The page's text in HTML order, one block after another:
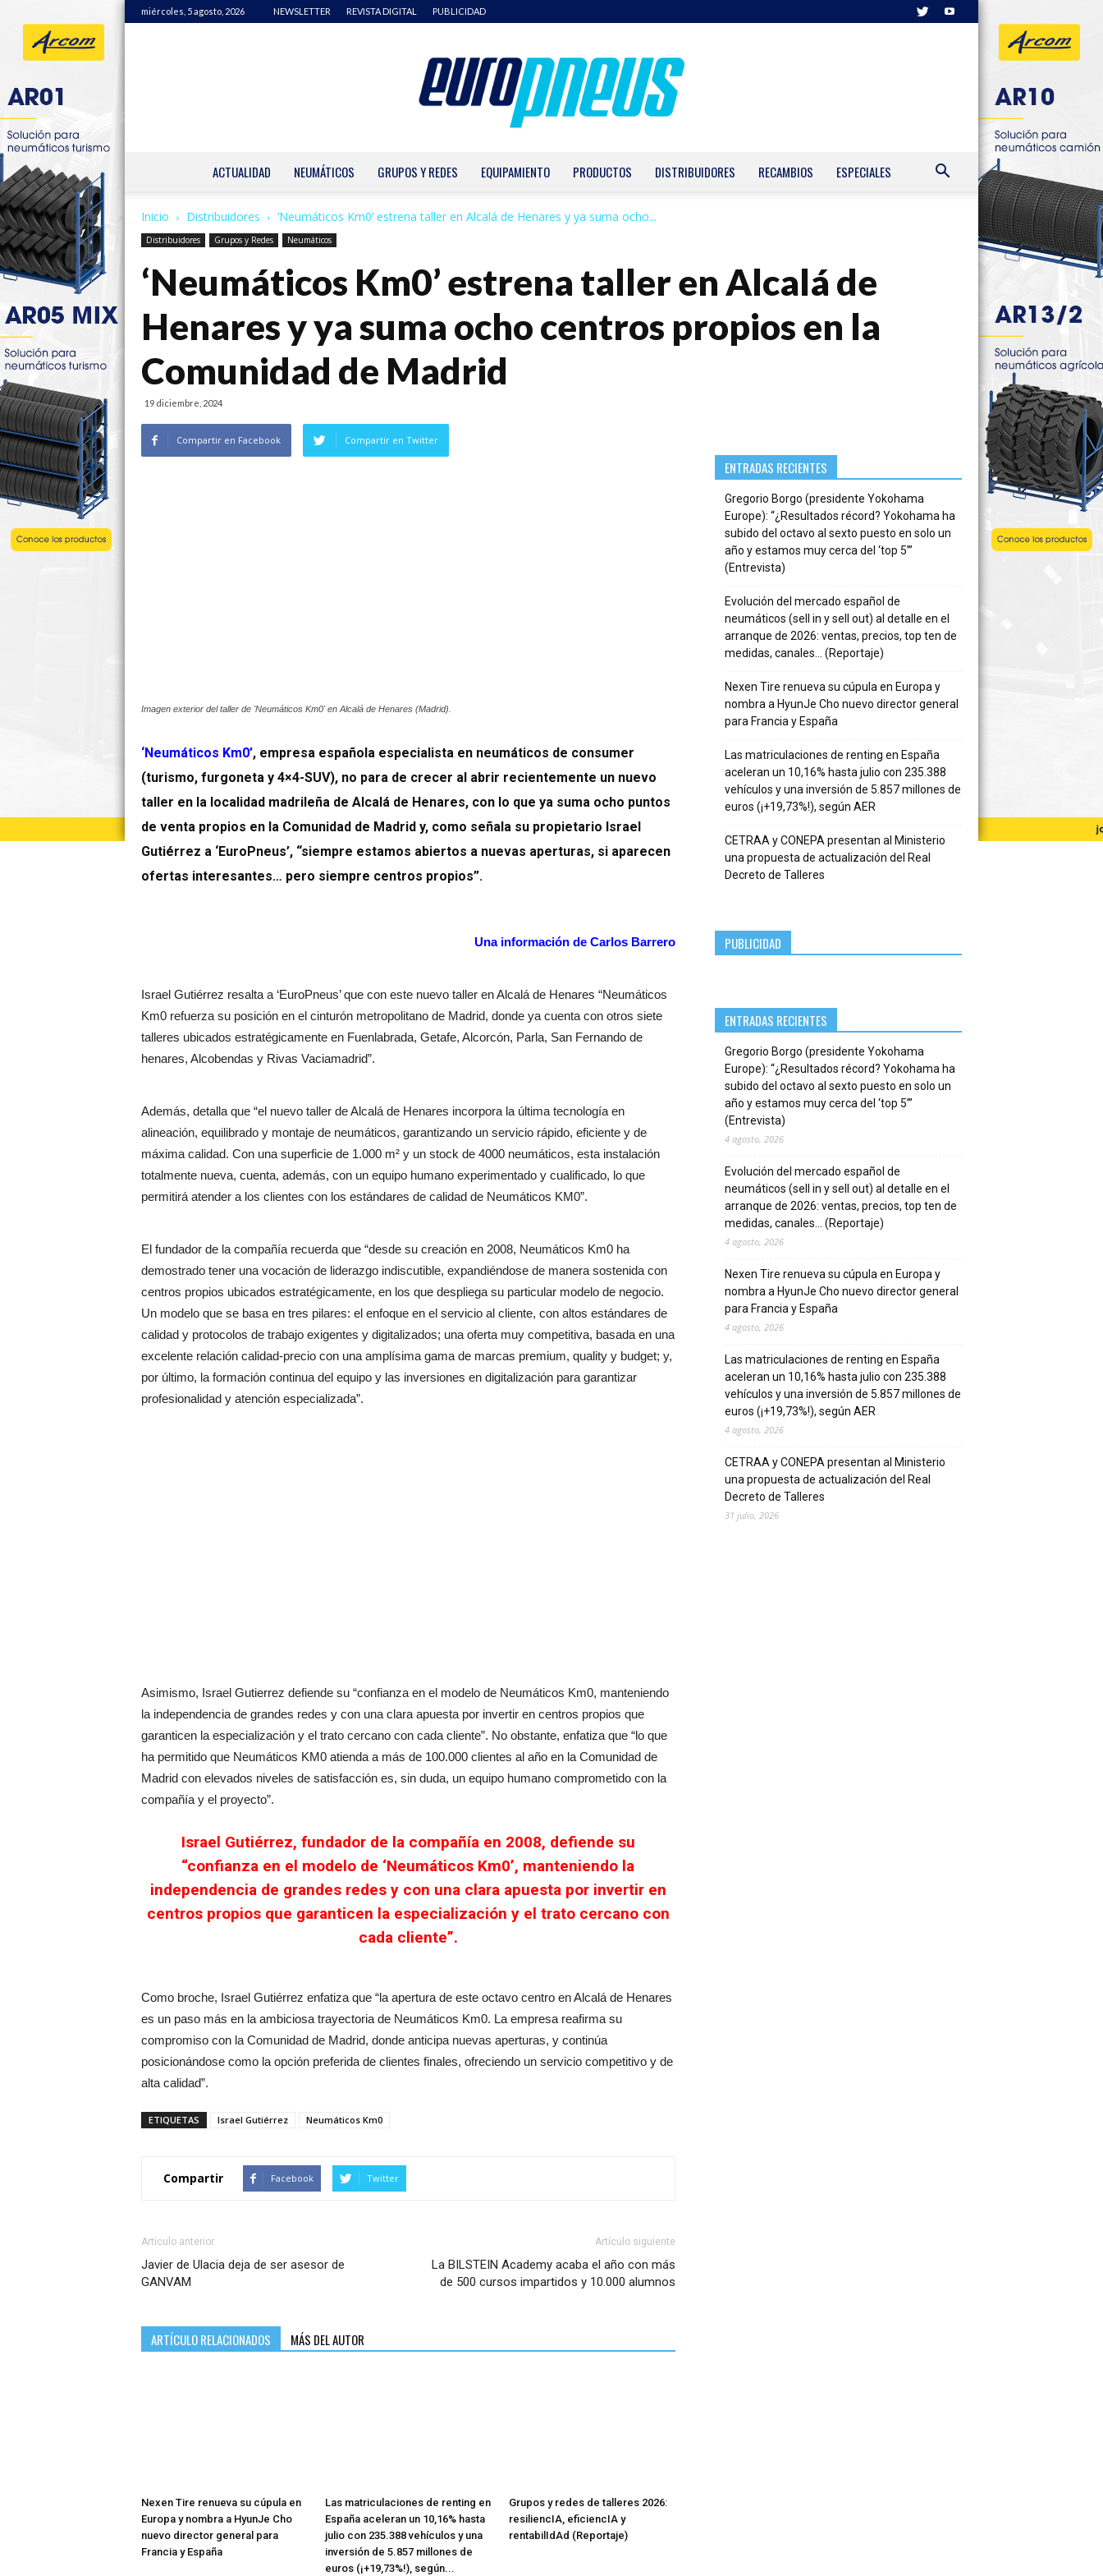
miércoles, 5 agosto, 2026 NEWSLETTER REVISTA DIGITAL PUBLICIDAD
ACTUALIDAD NEUMÁTICOS GRUPOS Y REDES EQUIPAMIENTO PRODUCTOS DISTRIBUIDORES RECAMBIOS ESPECIALES
Inicio Distribuidores ‘Neumáticos Km0’ estrena taller en Alcalá de Henares y ya suma ocho...
Distribuidores Grupos y Redes Neumáticos
‘Neumáticos Km0’ estrena taller en Alcalá de
Henares y ya suma ocho centros propios en la
Comunidad de Madrid
19 diciembre, 2024
Compartir en Facebook Compartir en Twitter
Imagen exterior del taller de 'Neumáticos Km0' en Alcalá de Henares (Madrid).
‘Neumáticos Km0’, empresa española especialista en neumáticos de consumer
(turismo, furgoneta y 4×4-SUV), no para de crecer al abrir recientemente un nuevo
taller en la localidad madrileña de Alcalá de Henares, con lo que ya suma ocho puntos
de venta propios en la Comunidad de Madrid y, como señala su propietario Israel
Gutiérrez a ‘EuroPneus’, “siempre estamos abiertos a nuevas aperturas, si aparecen
ofertas interesantes… pero siempre centros propios”.
Una información de Carlos Barrero
Israel Gutiérrez resalta a ‘EuroPneus’ que con este nuevo taller en Alcalá de Henares “Neumáticos
Km0 refuerza su posición en el cinturón metropolitano de Madrid, donde ya cuenta con otros siete
talleres ubicados estratégicamente en Fuenlabrada, Getafe, Alcorcón, Parla, San Fernando de
henares, Alcobendas y Rivas Vaciamadrid”.
Además, detalla que “el nuevo taller de Alcalá de Henares incorpora la última tecnología en
alineación, equilibrado y montaje de neumáticos, garantizando un servicio rápido, eficiente y de
máxima calidad. Con una superficie de 1.000 m² y un stock de 4000 neumáticos, esta instalación
totalmente nueva, cuenta, además, con un equipo humano experimentado y cualificado, lo que
permitirá atender a los clientes con los estándares de calidad de Neumáticos KM0”.
El fundador de la compañía recuerda que “desde su creación en 2008, Neumáticos Km0 ha
demostrado tener una vocación de liderazgo indiscutible, expandiéndose de manera sostenida con
centros propios ubicados estratégicamente, en los que despliega su particular modelo de negocio.
Un modelo que se basa en tres pilares: el enfoque en el servicio al cliente, con altos estándares de
calidad y protocolos de trabajo exigentes y digitalizados; una oferta muy competitiva, basada en una
excelente relación calidad-precio con una amplísima gama de marcas premium, quality y budget; y,
por último, la formación continua del equipo y las inversiones en digitalización para garantizar
profesionalidad y atención especializada”.
Asimismo, Israel Gutierrez defiende su “confianza en el modelo de Neumáticos Km0, manteniendo
la independencia de grandes redes y con una clara apuesta por invertir en centros propios que
garanticen la especialización y el trato cercano con cada cliente”. No obstante, enfatiza que “lo que
ha permitido que Neumáticos KM0 atienda a más de 100.000 clientes al año en la Comunidad de
Madrid con elevados niveles de satisfacción es, sin duda, un equipo humano comprometido con la
compañía y el proyecto”.
Israel Gutiérrez, fundador de la compañía en 2008, defiende su
“confianza en el modelo de ‘Neumáticos Km0’, manteniendo la
independencia de grandes redes y con una clara apuesta por invertir en
centros propios que garanticen la especialización y el trato cercano con
cada cliente”.
Como broche, Israel Gutiérrez enfatiza que “la apertura de este octavo centro en Alcalá de Henares
es un paso más en la ambiciosa trayectoria de Neumáticos Km0. La empresa reafirma su
compromiso con la Comunidad de Madrid, donde anticipa nuevas aperturas, y continúa
posicionándose como la opción preferida de clientes finales, ofreciendo un servicio competitivo y de
alta calidad”.
ETIQUETAS Israel Gutiérrez Neumáticos Km0
Compartir Facebook Twitter
Artículo anterior
Javier de Ulacia deja de ser asesor de
GANVAM
Artículo siguiente
La BILSTEIN Academy acaba el año con más
de 500 cursos impartidos y 10.000 alumnos
ARTÍCULO RELACIONADOS MÁS DEL AUTOR
Nexen Tire renueva su cúpula en
Europa y nombra a HyunJe Cho
nuevo director general para
Francia y España
Las matriculaciones de renting en
España aceleran un 10,16% hasta
julio con 235.388 vehículos y una
inversión de 5.857 millones de
euros (¡+19,73%!), según...
Grupos y redes de talleres 2026:
resiliencIA, eficiencIA y
rentabilIdAd (Reportaje)
ENTRADAS RECIENTES
Gregorio Borgo (presidente Yokohama
Europe): “¿Resultados récord? Yokohama ha
subido del octavo al sexto puesto en solo un
año y estamos muy cerca del ‘top 5’”
(Entrevista)
Evolución del mercado español de
neumáticos (sell in y sell out) al detalle en el
arranque de 2026: ventas, precios, top ten de
medidas, canales… (Reportaje)
Nexen Tire renueva su cúpula en Europa y
nombra a HyunJe Cho nuevo director general
para Francia y España
Las matriculaciones de renting en España
aceleran un 10,16% hasta julio con 235.388
vehículos y una inversión de 5.857 millones de
euros (¡+19,73%!), según AER
CETRAA y CONEPA presentan al Ministerio
una propuesta de actualización del Real
Decreto de Talleres
PUBLICIDAD
ENTRADAS RECIENTES
Gregorio Borgo (presidente Yokohama
Europe): “¿Resultados récord? Yokohama ha
subido del octavo al sexto puesto en solo un
año y estamos muy cerca del ‘top 5’”
(Entrevista)
4 agosto, 2026
Evolución del mercado español de
neumáticos (sell in y sell out) al detalle en el
arranque de 2026: ventas, precios, top ten de
medidas, canales… (Reportaje)
4 agosto, 2026
Nexen Tire renueva su cúpula en Europa y
nombra a HyunJe Cho nuevo director general
para Francia y España
4 agosto, 2026
Las matriculaciones de renting en España
aceleran un 10,16% hasta julio con 235.388
vehículos y una inversión de 5.857 millones de
euros (¡+19,73%!), según AER
4 agosto, 2026
CETRAA y CONEPA presentan al Ministerio
una propuesta de actualización del Real
Decreto de Talleres
31 julio, 2026